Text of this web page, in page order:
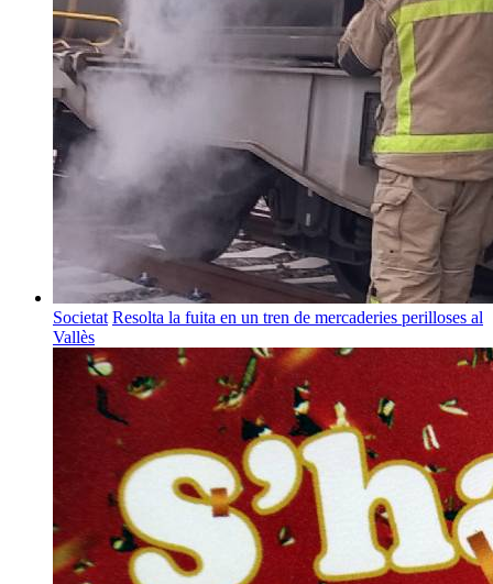
Societat Resolta la fuita en un tren de mercaderies perilloses al
Vallès